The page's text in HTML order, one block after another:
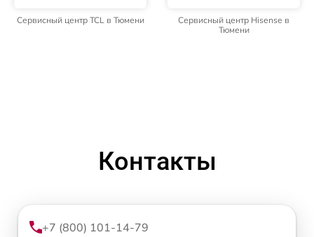
Сервисный центр TCL в Тюмени
Сервисный центр Hisense в
Тюмени
Контакты
+7 (800) 101-14-79